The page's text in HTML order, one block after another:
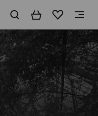
WarenkorbMerkliste